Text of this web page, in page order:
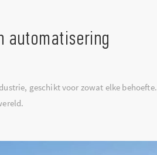
automatisering
geschikt voor zowat elke behoefte.